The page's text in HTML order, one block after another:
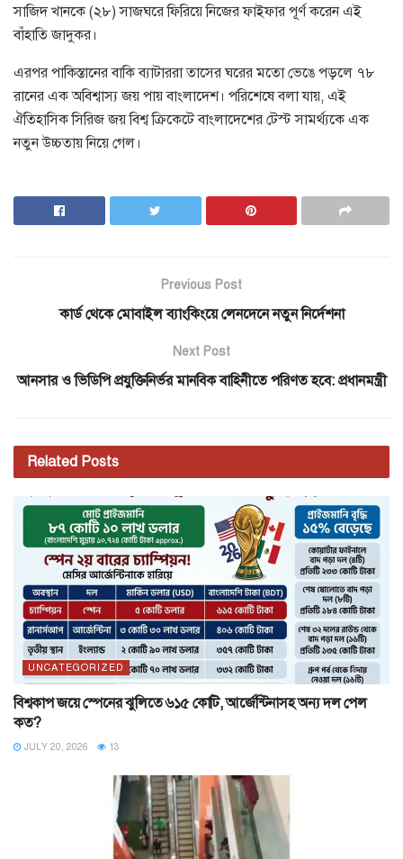
সাজিদ খানকে (২৮) সাজঘরে ফিরিয়ে নিজের ফাইফার পূর্ণ করেন এই
বাঁহাতি জাদুকর।
এরপর পাকিস্তানের বাকি ব্যাটাররা তাসের ঘরের মতো ভেঙে পড়লে ৭৮
রানের এক অবিশ্বাস্য জয় পায় বাংলাদেশ। পরিশেষে বলা যায়, এই
ঐতিহাসিক সিরিজ জয় বিশ্ব ক্রিকেটে বাংলাদেশের টেস্ট সামর্থ্যকে এক
নতুন উচ্চতায় নিয়ে গেল।
Previous Post
কার্ড থেকে মোবাইল ব্যাংকিংয়ে লেনদেনে নতুন নির্দেশনা
Next Post
আনসার ও ভিডিপি প্রযুক্তিনির্ভর মানবিক বাহিনীতে পরিণত হবে: প্রধানমন্ত্রী
Related Posts
UNCATEGORIZED
বিশ্বকাপ জয়ে স্পেনের ঝুলিতে ৬১৫ কোটি, আর্জেন্টিনাসহ অন্য দল পেল
কত?
JULY 20, 2026 13